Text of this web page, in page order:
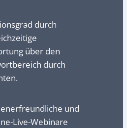
durch
über den
durch
und
Live-Webinare